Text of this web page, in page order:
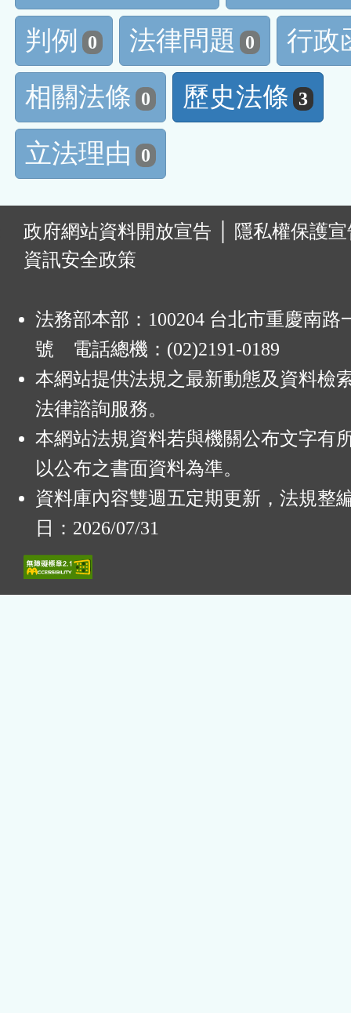
判例
0 法律問題 0
行政
相關法條 0 歷史法條 3
立法理由 0
政府網站資料開放宣告
隱私權保護
資訊安全政策
法務部本部：100204 台北市重慶南路
號 電話總機：(02)2191-0189
本網站提供法規之最新動態及資料檢
法律諮詢服務。
本網站法規資料若與機關公布文字有
以公布之書面資料為準。
資料庫內容雙週五定期更新，法規整
日：2026/07/31